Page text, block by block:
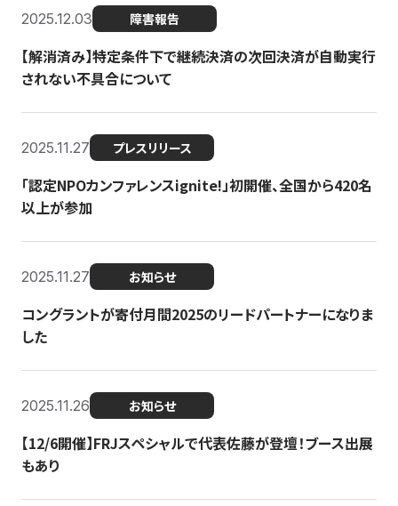
2025.12.03 障害報告
【解消済み】特定条件下で継続決済の次回決済が自動実行
されない不具合について
2025.11.27 プレスリリース
「認定NPOカンファレンスignite!」初開催、全国から420名
以上が参加
2025.11.27 お知らせ
コングラントが寄付月間2025のリードパートナーになりま
した
2025.11.26 お知らせ
【12/6開催】FRJスペシャルで代表佐藤が登壇！ブース出展
もあり